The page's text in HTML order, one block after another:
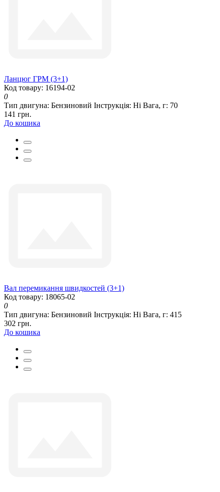
Ланцюг ГРМ (3+1)
Код товару: 16194-02
0
Тип двигуна: Бензиновий Інструкція: Ні Вага, г: 70
141 грн.
До кошика
Вал перемикання швидкостей (3+1)
Код товару: 18065-02
0
Тип двигуна: Бензиновий Інструкція: Ні Вага, г: 415
302 грн.
До кошика